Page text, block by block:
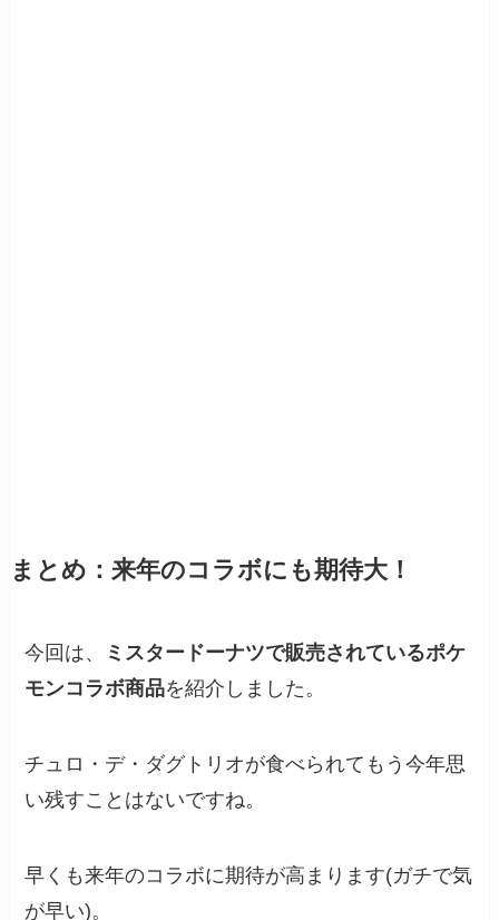
まとめ：来年のコラボにも期待大！
今回は、
ミスタードーナツで販売されているポケ
モンコラボ商品を紹介しました。
チュロ・デ・ダグトリオが食べられてもう今年思
い残すことはないですね。
早くも来年のコラボに期待が高まります(ガチで気
が早い)。